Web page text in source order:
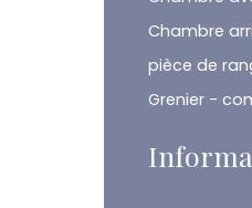
Chambre
pièce de
Grenier -